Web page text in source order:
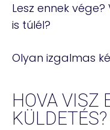
Lesz ennek
is túlél?
Olyan izgalmas
HOVA VISZ
KÜLDETÉS?